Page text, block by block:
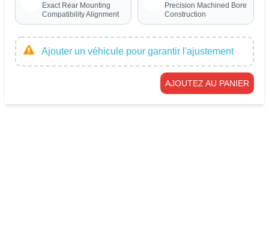
Exact Rear Mounting
Compatibility Alignment
Precision Machined Bore
Construction
Ajouter un véhicule pour garantir l'ajustement
AJOUTEZ AU PANIER